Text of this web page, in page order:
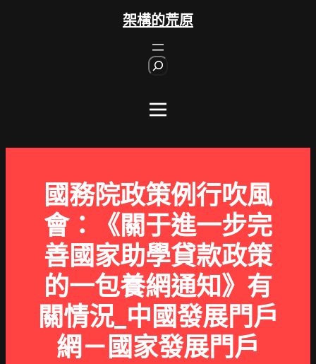
架構的荒原
國務院政策例行吹風
會：《關于進一步完
善國家助學貸款政策
的一包養網通知》有
關情況_中國發展門戶
網－國家發展門戶